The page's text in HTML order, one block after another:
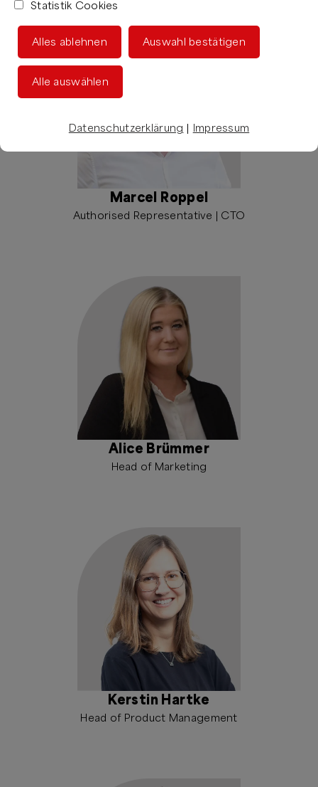
Statistik Cookies
Alles ablehnen Auswahl bestätigen
Alle auswählen
Datenschutzerklärung | Impressum
Marcel Roppel
Authorised Representative | CTO
Alice Brümmer
Head of Marketing
Kerstin Hartke
Head of Product Management